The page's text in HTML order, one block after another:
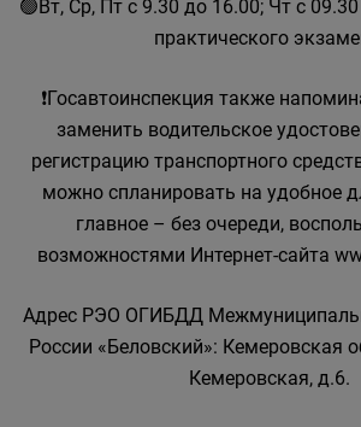
🟢Вт, Ср, Пт с 9.30 до 16.00; Чт с
практического
❗Госавтоинспекция также
заменить водительское
регистрацию транспортного
можно спланировать на удобное
главное – без очереди,
возможностями Интернет-сайта
Адрес РЭО ОГИБДД
России «Беловский»: Кемеровская
Кемеровская, д.6.